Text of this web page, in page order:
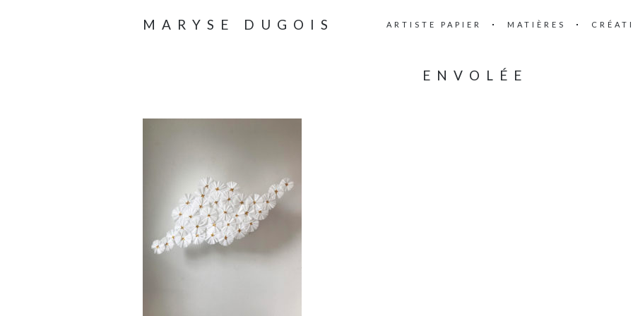
MARYSE DUGOIS ARTISTE PAPIER MATIÈRES
ENVOLÉE